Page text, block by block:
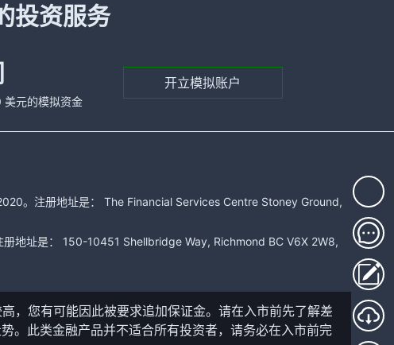
投资服务
元的模拟资金
开立模拟账户
。注册地址是： The Financial Services Centre Stoney Ground,
地址是： 150-10451 Shellbridge Way, Richmond BC V6X 2W8,
，您有可能因此被要求追加保证金。请在入市前先了解差
。此类金融产品并不适合所有投资者，请务必在入市前完